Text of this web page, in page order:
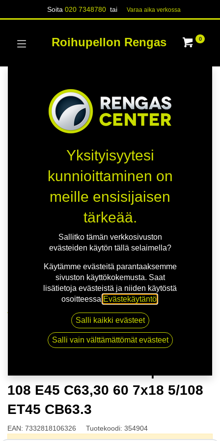
Soita020 7348780 tai Varaa aika verk​​​​ossa
Roihupellon Rengas 0
NITRO STING FF SLV | 7X18 5-108 E45 C63,30 60
7x18 5/108 ET45 CB63.3
108 E45 C63,30 60 7x18 5/108
ET45 CB63.3
EAN: 7332818106326 Tuotekoodi: 354904
Yksityisyytesi
kunnioittaminen on
meille ensisijaisen
tärkeää.
Sallitko tämän verkkosivuston
evästeiden käytön tällä selaimella?
Käytämme evästeitä parantaaksemme
sivuston käyttökokemusta. Saat
lisätietoja evästeistä ja niiden käytöstä
osoitteessa Evästekäytäntö
Salli kaikki evästeet
Salli vain välttämättömät evästeet